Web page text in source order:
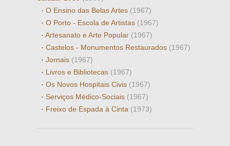
· O Ensino das Belas Artes (1967)
· O Porto - Escola de Artistas (1967)
· Artesanato e Arte Popular (1967)
· Castelos - Monumentos Restaurados (1967)
· Jornais (1967)
· Livros e Bibliotecas (1967)
· Os Novos Hospitais Civis (1967)
· Serviços Médico-Sociais (1967)
· Freixo de Espada à Cinta (1973)